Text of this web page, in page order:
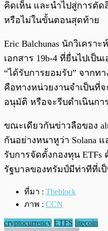
คิดเห็น และนำไปสู่การตัด
หรือไม่ในขั้นตอนสุดท้าย
Eric Balchunas นักวิเคราะ
เอกสาร 19b-4 ที่ยื่นไปเป็น
“ได้รับการยอมรับ” จากท
คือทางหน่วยงานจำเป็นที่จ
อนุมัติ หรือจะรีบดำเนินกา
ขณะเดียวกันข่าวลือของ
กันอย่างหนาหูว่า Solana แ
รับการจัดตั้งกองทุน ETFs
รัฐบาลของทรัมป์มีท่าทีที่เ
ที่มา : Theblock
ภาพ : CCN
cryptocurrency ETFS litecoin